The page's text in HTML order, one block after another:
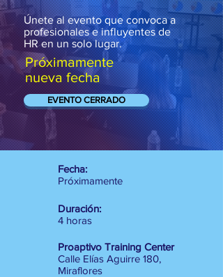
Únete al evento que convoca a
profesionales e influyentes de
HR en un solo lugar.
Próximamente
nueva fecha
EVENTO CERRADO
Fecha:
Próximamente
Duración:
4 horas
Proaptivo Training Center
Calle Elías Aguirre 180,
Miraflores